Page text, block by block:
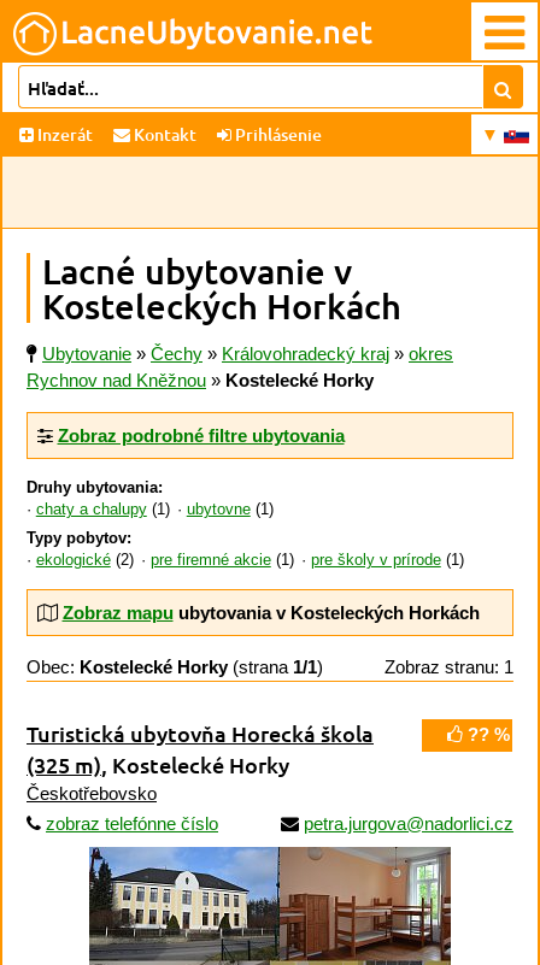
Inzerát Kontakt Prihlásenie
Lacné ubytovanie v
Kosteleckých Horkách
Ubytovanie » Čechy » Královohradecký kraj » okres
Rychnov nad Kněžnou » Kostelecké Horky
Zobraz podrobné filtre ubytovania
Druhy ubytovania:
chaty a chalupy(1) ubytovne(1)
Typy pobytov:
ekologické(2) pre firemné akcie(1) pre školy v prírode(1)
Zobraz mapuubytovania v Kosteleckých Horkách
Obec: Kostelecké Horky(strana 1/1) Zobraz stranu: 1
?? %
Turistická ubytovňa Horecká škola
(325 m), Kostelecké Horky
Českotřebovsko
zobraz telefónne číslo
petra.jurgova@nadorlici.cz